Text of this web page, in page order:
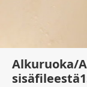
Alkuruoka/